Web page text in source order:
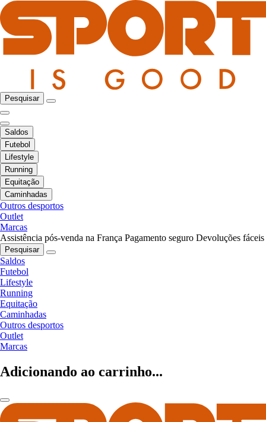
Pesquisar
Saldos
Futebol
Lifestyle
Running
Equitação
Caminhadas
Outros desportos
Outlet
Marcas
Assistência pós-venda na França Pagamento seguro Devoluções fáceis
Pesquisar
Saldos
Futebol
Lifestyle
Running
Equitação
Caminhadas
Outros desportos
Outlet
Marcas
Adicionando ao carrinho...